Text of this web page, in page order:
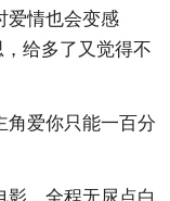
爱情也会变感
给多了又觉得不
角爱你只能一百分